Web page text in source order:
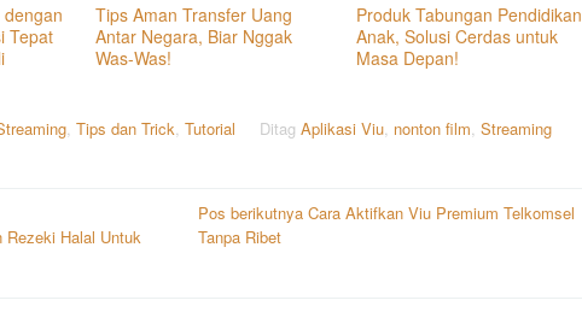
dengan
Tepat
Tips Aman Transfer Uang
Antar Negara, Biar Nggak
Was-Was!
Produk Tabungan Pendidikan
Anak, Solusi Cerdas untuk
Masa Depan!
Tips dan Trick Tutorial Ditag Aplikasi Viu nonton film Streaming
Rezeki Halal Untuk
Pos berikutnya Cara Aktifkan Viu Premium Telkomsel
Tanpa Ribet